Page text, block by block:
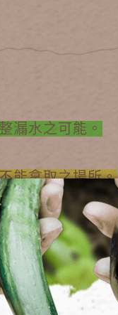
漏水之可能。
能拿取之場所。